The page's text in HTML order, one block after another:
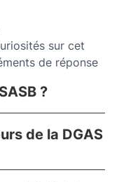
sur cet
de réponse
?
de la DGAS